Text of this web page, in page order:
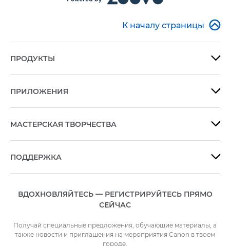
К началу страницы 
ПРОДУКТЫ 
ПРИЛОЖЕНИЯ 
МАСТЕРСКАЯ ТВОРЧЕСТВА 
ПОДДЕРЖКА 
ВДОХНОВЛЯЙТЕСЬ — РЕГИСТРИРУЙТЕСЬ ПРЯМО
СЕЙЧАС
Получай специальные предложения, обучающие материалы, а
также новости и приглашения на мероприятия Canon в твоем
городе.